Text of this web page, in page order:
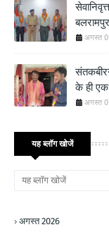
अगस्त
के ही
अगस्त
यह ब्लॉग खोजें
अगस्त 2026